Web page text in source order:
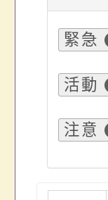
緊急
活動
注意